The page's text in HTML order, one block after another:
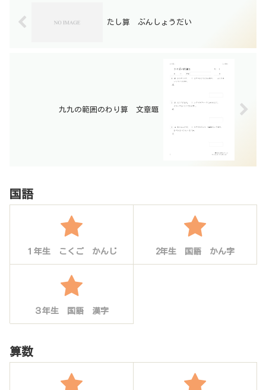
たし算 ぶんしょうだい
九九の範囲のわり算 文章題
国語
１年生 こくご かんじ 2年生 国語 かん字
３年生 国語 漢字
算数